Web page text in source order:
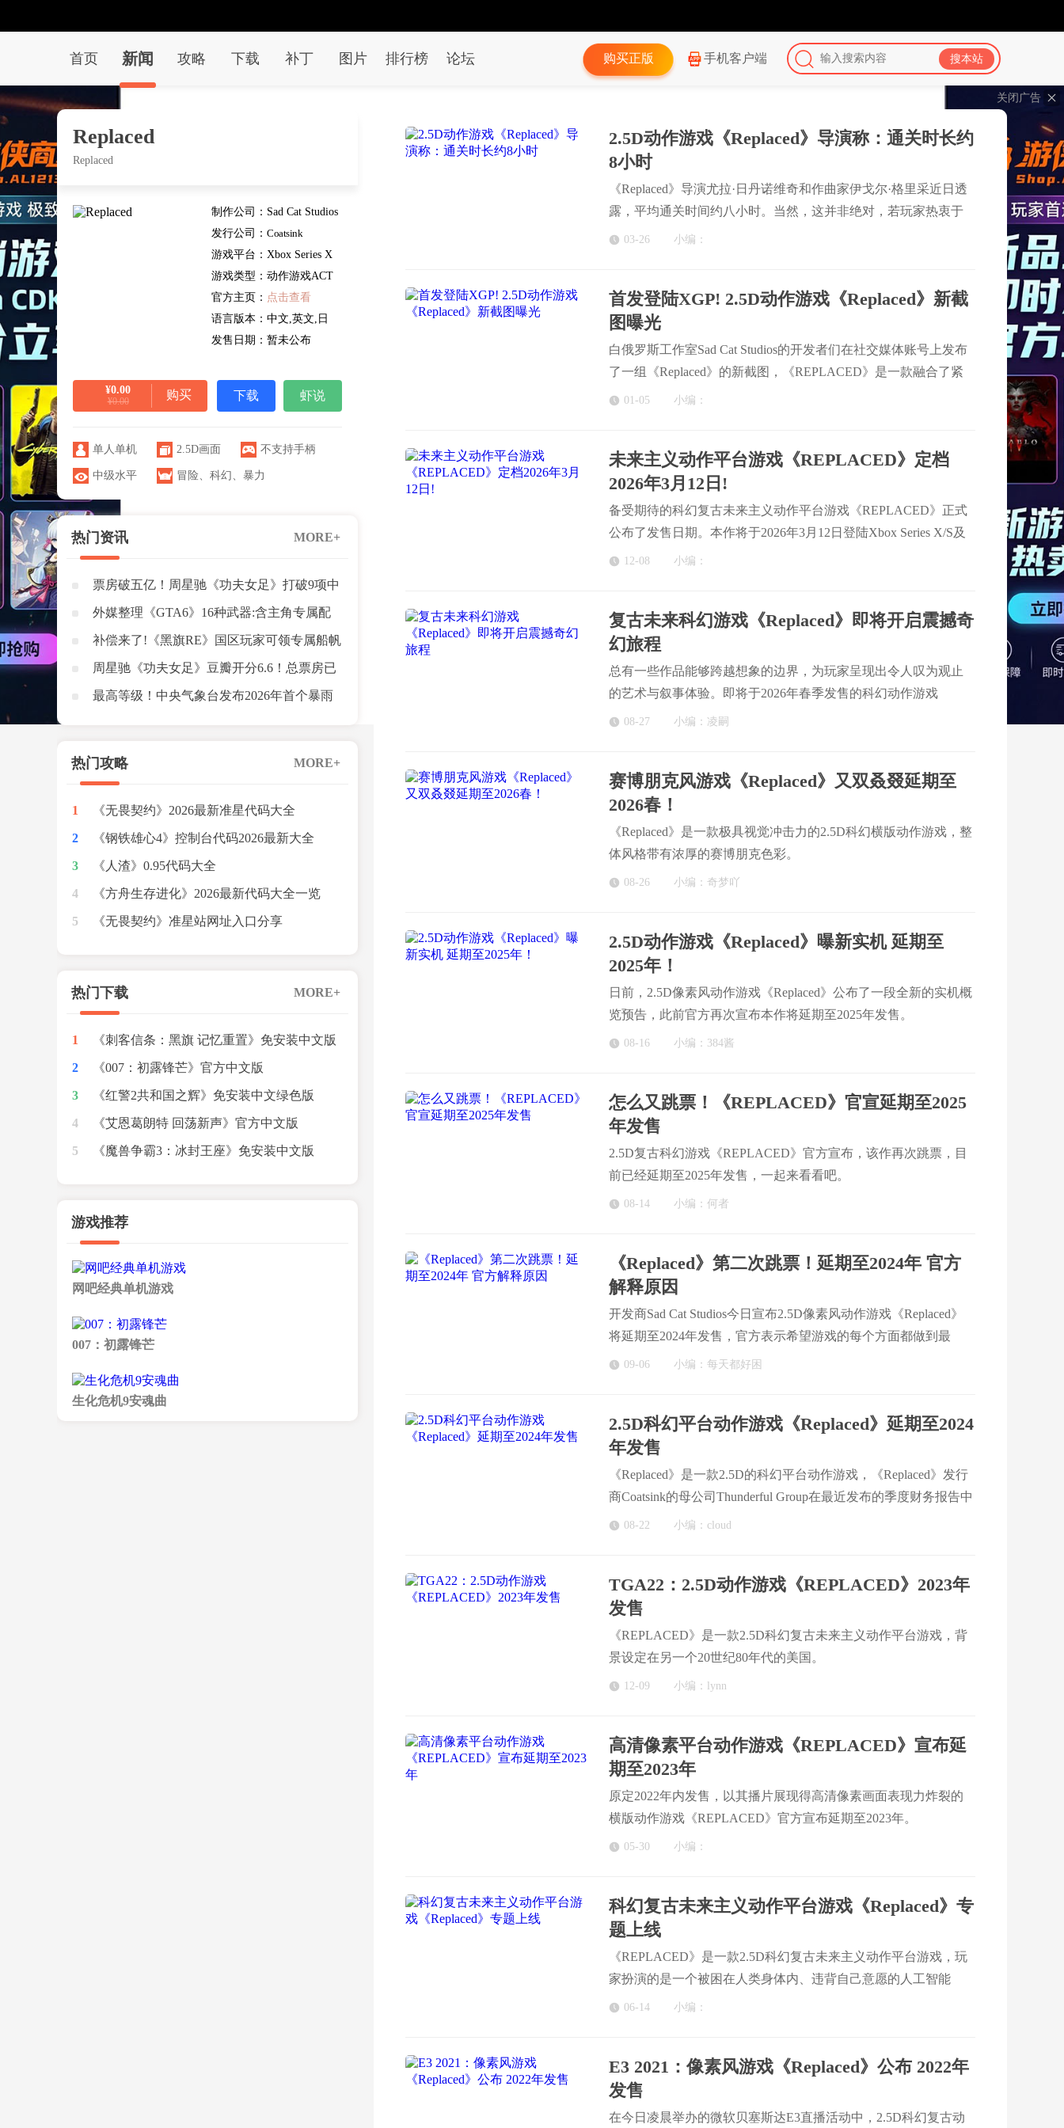
关闭广告
首页 新闻 攻略 下载 补丁 图片 排行榜 论坛 购买正版 手机客户端
Replaced
Replaced
制作公司： Sad Cat Studios
发行公司： Coatsink
游戏平台： Xbox Series X
PC XBOXONE
游戏类型： 动作游戏ACT
官方主页： 点击查看
语言版本： 中文,英文,日
文,其他
发售日期： 暂未公布
¥0.00
¥0.00 购买 下载 虾说
单人单机 2.5D画面 不支持手柄
中级水平 冒险、 科幻 、 暴力
热门资讯 MORE+
票房破五亿！周星驰《功夫女足》打破9项中
国影史纪录
外媒整理《GTA6》16种武器:含主角专属配
枪与榴弹炮
补偿来了!《黑旗RE》国区玩家可领专属船帆
+1500密钥
周星驰《功夫女足》豆瓣开分6.6！总票房已
突破3亿元
最高等级！中央气象台发布2026年首个暴雨
热门攻略 MORE+
1 《无畏契约》2026最新准星代码大全
2 《钢铁雄心4》控制台代码2026最新大全
3 《人渣》0.95代码大全
4 《方舟生存进化》2026最新代码大全一览
5 《无畏契约》准星站网址入口分享
热门下载 MORE+
1 《刺客信条：黑旗 记忆重置》免安装中文版
[v2678|DenuvOwO绕d密版]
2 《007：初露锋芒》官方中文版
[v1.0.6(Build.23909702)|绕D密版]
3 《红警2共和国之辉》免安装中文绿色版
[v1.1]
4 《艾恩葛朗特 回荡新声》官方中文版
[Build.24104689|绕D密版]
5 《魔兽争霸3：冰封王座》免安装中文版
游戏推荐
网吧经典单机游戏
007：初露锋芒
生化危机9安魂曲
2.5D动作游戏《Replaced》导演称：通关时长约
8小时
《Replaced》导演尤拉·日丹诺维奇和作曲家伊戈尔·格里采近日透
露，平均通关时间约八小时。当然，这并非绝对，若玩家热衷于
探索额外内容，时长可能增至11到12小时!
03-26 小编：
首发登陆XGP! 2.5D动作游戏《Replaced》新截
图曝光
白俄罗斯工作室Sad Cat Studios的开发者们在社交媒体账号上发布
了一组《Replaced》的新截图，《REPLACED》是一款融合了紧
张赛博朋克惊悚剧情的2.5D电影化动作平台游戏。
01-05 小编：
未来主义动作平台游戏《REPLACED》定档
2026年3月12日!
备受期待的科幻复古未来主义动作平台游戏《REPLACED》正式
公布了发售日期。本作将于2026年3月12日登陆Xbox Series X/S及
PC多平台，并将于首发日加入Xbox Game Pass订阅服务。
12-08 小编：
复古未来科幻游戏《Replaced》即将开启震撼奇
幻旅程
总有一些作品能够跨越想象的边界，为玩家呈现出令人叹为观止
的艺术与叙事体验。即将于2026年春季发售的科幻动作游戏
《Replaced》正是这样一部划时代的杰作，它将复古未来主义风格
08-27 小编：凌嗣
赛博朋克风游戏《Replaced》又双叒叕延期至
2026春！
《Replaced》是一款极具视觉冲击力的2.5D科幻横版动作游戏，整
体风格带有浓厚的赛博朋克色彩。
08-26 小编：奇梦吖
2.5D动作游戏《Replaced》曝新实机 延期至
2025年！
日前，2.5D像素风动作游戏《Replaced》公布了一段全新的实机概
览预告，此前官方再次宣布本作将延期至2025年发售。
08-16 小编：384酱
怎么又跳票！《REPLACED》官宣延期至2025
年发售
2.5D复古科幻游戏《REPLACED》官方宣布，该作再次跳票，目
前已经延期至2025年发售，一起来看看吧。
08-14 小编：何者
《Replaced》第二次跳票！延期至2024年 官方
解释原因
开发商Sad Cat Studios今日宣布2.5D像素风动作游戏《Replaced》
将延期至2024年发售，官方表示希望游戏的每个方面都做到最
好，但这需要额外的时间和努力，于是不得不推迟发售日。
09-06 小编：每天都好困
2.5D科幻平台动作游戏《Replaced》延期至2024
年发售
《Replaced》是一款2.5D的科幻平台动作游戏，《Replaced》发行
商Coatsink的母公司Thunderful Group在最近发布的季度财务报告中
证实，《Replaced》将延期至2024年推出。
08-22 小编：cloud
TGA22：2.5D动作游戏《REPLACED》2023年
发售
《REPLACED》是一款2.5D科幻复古未来主义动作平台游戏，背
景设定在另一个20世纪80年代的美国。
12-09 小编：lynn
高清像素平台动作游戏《REPLACED》宣布延
期至2023年
原定2022年内发售，以其播片展现得高清像素画面表现力炸裂的
横版动作游戏《REPLACED》官方宣布延期至2023年。
《REPLACED》融合了电影平台风格、像素艺术和自由流动式格
05-30 小编：
科幻复古未来主义动作平台游戏《Replaced》专
题上线
《REPLACED》是一款2.5D科幻复古未来主义动作平台游戏，玩
家扮演的是一个被困在人类身体内、违背自己意愿的人工智能
R.E.A.C.H。游戏融合了电影平台风格、像素艺术和自由流动式格
06-14 小编：
E3 2021：像素风游戏《Replaced》公布 2022年
发售
在今日凌晨举办的微软贝塞斯达E3直播活动中，2.5D科幻复古动